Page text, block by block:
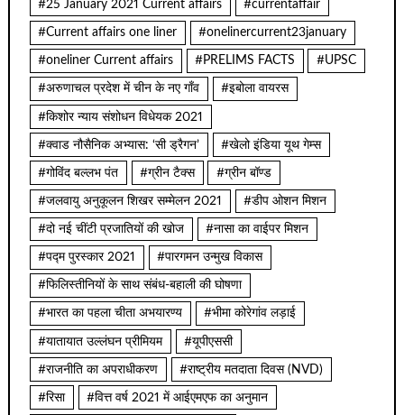
#25 January 2021 Current affairs #currentaffair
#Current affairs one liner #onelinercurrent23january
#oneliner Current affairs #PRELIMS FACTS #UPSC
#अरुणाचल प्रदेश में चीन के नए गाँव #इबोला वायरस
#किशोर न्याय संशोधन विधेयक 2021
#क्वाड नौसैनिक अभ्यास: ‘सी ड्रैगन’ #खेलो इंडिया यूथ गेम्स
#गोविंद बल्लभ पंत #ग्रीन टैक्स #ग्रीन बॉण्ड
#जलवायु अनुकूलन शिखर सम्मेलन 2021 #डीप ओशन मिशन
#दो नई चींटी प्रजातियों की खोज #नासा का वाईपर मिशन
#पद्म पुरस्कार 2021 #पारगमन उन्मुख विकास
#फिलिस्तीनियों के साथ संबंध-बहाली की घोषणा
#भारत का पहला चीता अभयारण्य #भीमा कोरेगांव लड़ाई
#यातायात उल्लंघन प्रीमियम #यूपीएससी
#राजनीति का अपराधीकरण #राष्ट्रीय मतदाता दिवस (NVD)
#रिसा #वित्त वर्ष 2021 में आईएमएफ का अनुमान